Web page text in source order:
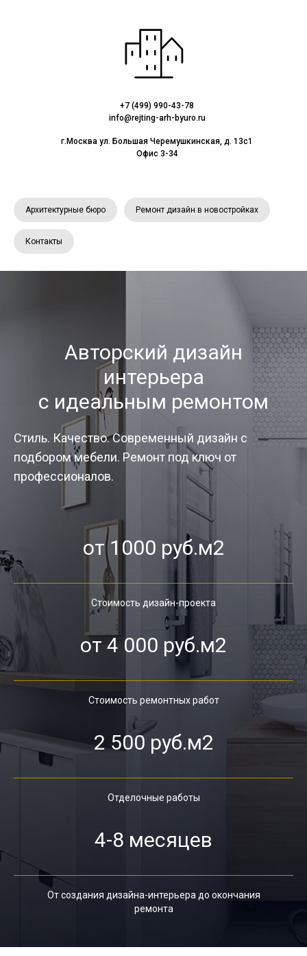
+7 (499) 990-43-78
info@rejting-arh-byuro.ru
г.Москва ул. Большая Черемушкинская, д. 13с1
Офис 3-34
Архитектурные бюро Ремонт дизайн в новостройках
Контакты
Авторский дизайн
интерьера
с идеальным ремонтом
Стиль. Качество. Современный дизайн с
подбором мебели. Ремонт под ключ от
профессионалов.
от 1000 руб.м2
Стоимость дизайн-проекта
от 4 000 руб.м2
Стоимость ремонтных работ
2 500 руб.м2
Отделочные работы
4-8 месяцев
От создания дизайна-интерьера до окончания
ремонта